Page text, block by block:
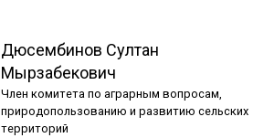
Дюсембинов Султан
Мырзабекович
Член комитета по аграрным вопросам,
природопользованию и развитию сельских
территорий